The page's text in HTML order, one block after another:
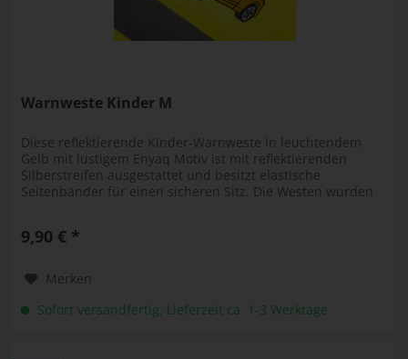
Warnweste Kinder M
Diese reflektierende Kinder-Warnweste in leuchtendem
Gelb mit lustigem Enyaq Motiv ist mit reflektierenden
Silberstreifen ausgestattet und besitzt elastische
Seitenbänder für einen sicheren Sitz. Die Westen wurden
9,90 € *
Merken
Sofort versandfertig, Lieferzeit ca. 1-3 Werktage